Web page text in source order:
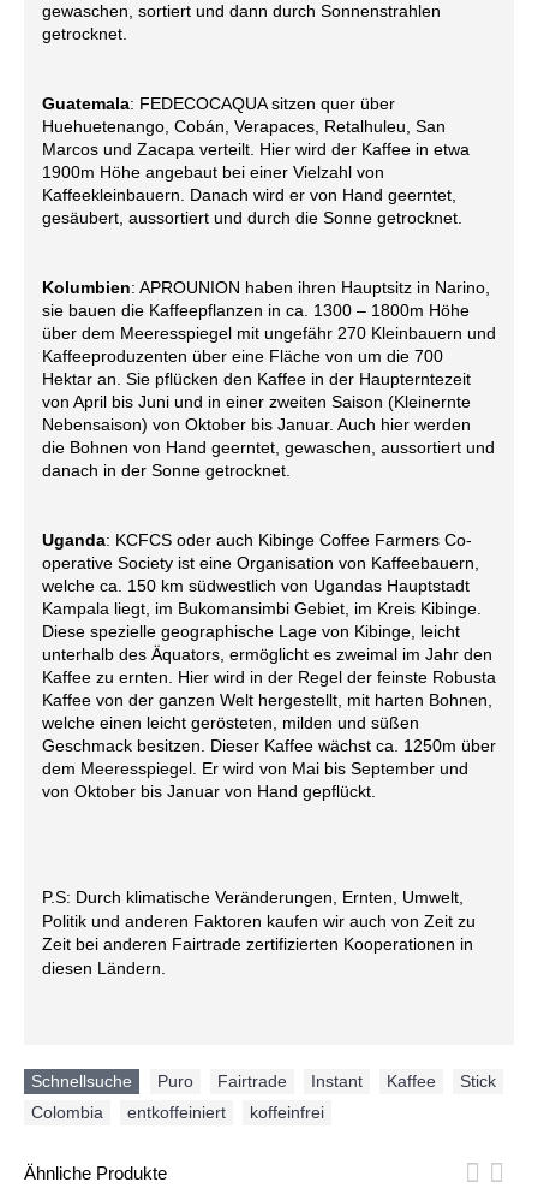
gewaschen, sortiert und dann durch Sonnenstrahlen
getrocknet.
Guatemala: FEDECOCAQUA sitzen quer über
Huehuetenango, Cobán, Verapaces, Retalhuleu, San
Marcos und Zacapa verteilt. Hier wird der Kaffee in etwa
1900m Höhe angebaut bei einer Vielzahl von
Kaffeekleinbauern. Danach wird er von Hand geerntet,
gesäubert, aussortiert und durch die Sonne getrocknet.
Kolumbien: APROUNION haben ihren Hauptsitz in Narino,
sie bauen die Kaffeepflanzen in ca. 1300 – 1800m Höhe
über dem Meeresspiegel mit ungefähr 270 Kleinbauern und
Kaffeeproduzenten über eine Fläche von um die 700
Hektar an. Sie pflücken den Kaffee in der Haupterntezeit
von April bis Juni und in einer zweiten Saison (Kleinernte
Nebensaison) von Oktober bis Januar. Auch hier werden
die Bohnen von Hand geerntet, gewaschen, aussortiert und
danach in der Sonne getrocknet.
Uganda: KCFCS oder auch Kibinge Coffee Farmers Co-
operative Society ist eine Organisation von Kaffeebauern
welche ca. 150 km südwestlich von Ugandas Hauptstadt
Kampala liegt, im Bukomansimbi Gebiet, im Kreis Kibinge.
Diese spezielle geographische Lage von Kibinge, leicht
unterhalb des Äquators, ermöglicht es zweimal im Jahr den
Kaffee zu ernten. Hier wird in der Regel der feinste Robusta
Kaffee von der ganzen Welt hergestellt, mit harten Bohnen,
welche einen leicht gerösteten, milden und süßen
Geschmack besitzen. Dieser Kaffee wächst ca. 1250m über
dem Meeresspiegel. Er wird von Mai bis September und
von Oktober bis Januar von Hand gepflückt.
P.S: Durch klimatische Veränderungen, Ernten, Umwelt,
Politik und anderen Faktoren kaufen wir auch von Zeit zu
Zeit bei anderen Fairtrade zertifizierten Kooperationen in
diesen Ländern.
Schnellsuche Puro Fairtrade Instant Kaffee Stick
Colombia
entkoffeiniert koffeinfrei
Ähnliche Produkte